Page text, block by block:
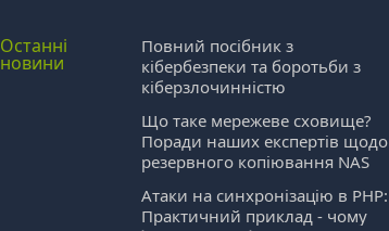
Останні
новини
Повний посібник з
кібербезпеки та боротьби з
кіберзлочинністю
Що таке мережеве сховище?
Поради наших експертів щодо
резервного копіювання NAS
Атаки на синхронізацію в PHP:
Практичний приклад - чому